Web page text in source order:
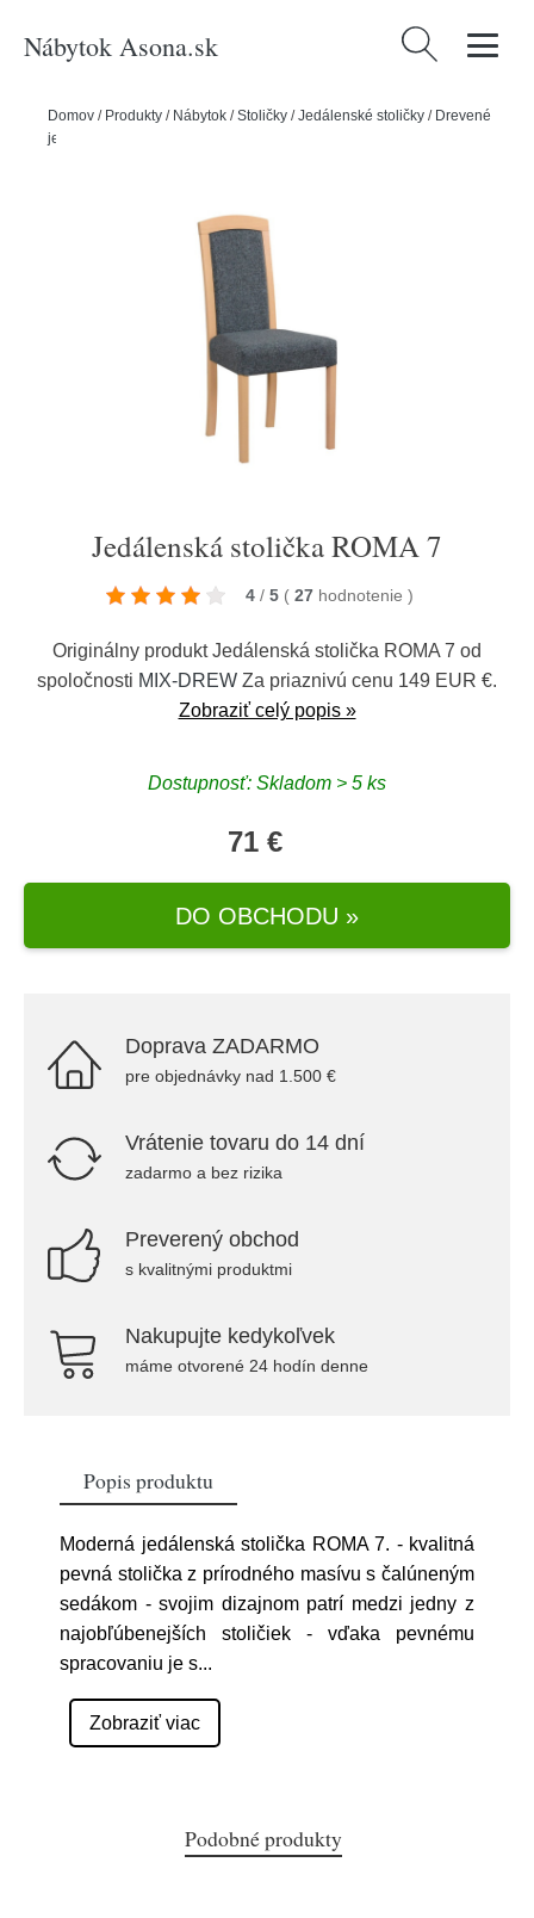
Nábytok Asona.sk Hľadať:
Domov / Produkty / Nábytok /Stoličky /Jedálenské stoličky / Drevené
jedálenské stoličky
Jedálenská stolička ROMA 7
4 / 5 ( 27 hodnotenie )
Originálny produkt Jedálenská stolička ROMA 7 od
spoločnosti MIX-DREW Za priaznivú cenu 149 EUR €.
Zobraziť celý popis »
Dostupnosť: Skladom > 5 ks
71 €
DO OBCHODU »
Doprava ZADARMO
pre objednávky nad 1.500 €
Vrátenie tovaru do 14 dní
zadarmo a bez rizika
Preverený obchod
s kvalitnými produktmi
Nakupujte kedykoľvek
máme otvorené 24 hodín denne
Popis produktu
Moderná jedálenská stolička ROMA 7. - kvalitná
pevná stolička z prírodného masívu s čalúneným
sedákom - svojim dizajnom patrí medzi jedny z
najobľúbenejších stoličiek - vďaka pevnému
spracovaniu je s...
Zobraziť viac
Podobné produkty